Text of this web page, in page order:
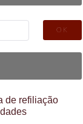
de refiliação